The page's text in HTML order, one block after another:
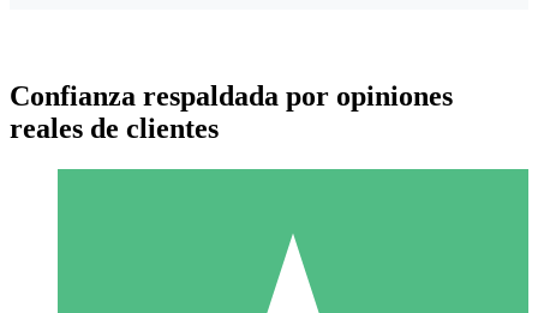
Paquetes de Créditos Individuales
Confianza respaldada por opiniones
reales de clientes